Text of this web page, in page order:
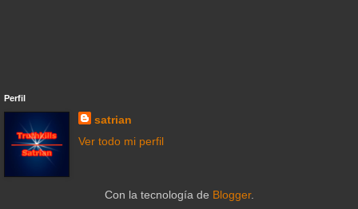
Perfil
satrian
Ver todo mi perfil
Con la tecnología de Blogger.